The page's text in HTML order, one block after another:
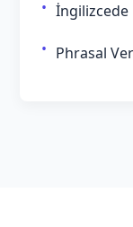
İngilizcede
Phrasal